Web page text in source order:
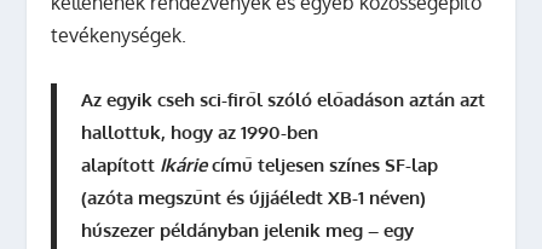
tevékenységek.
Az egyik cseh sci-firől szóló előadáson aztán azt
hallottuk, hogy az 1990-ben
alapított Ikáriecímű teljesen színes SF-lap
(azóta megszűnt és újjáéledt XB-1 néven)
húszezer példányban jelenik meg – egy